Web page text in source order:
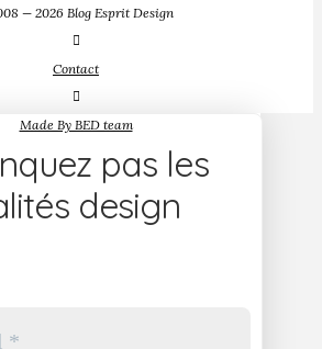
— 2026 Blog Esprit Design
Contact
Made By BED team
pas les
design